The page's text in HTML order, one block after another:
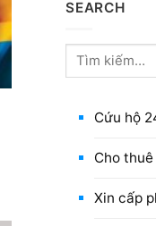
SEARCH
Cứu hộ
Cho
Xin cấp